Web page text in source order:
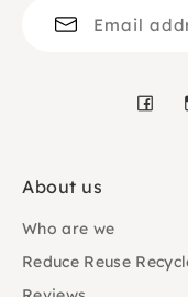
About us
Who are we
Reduce Reuse